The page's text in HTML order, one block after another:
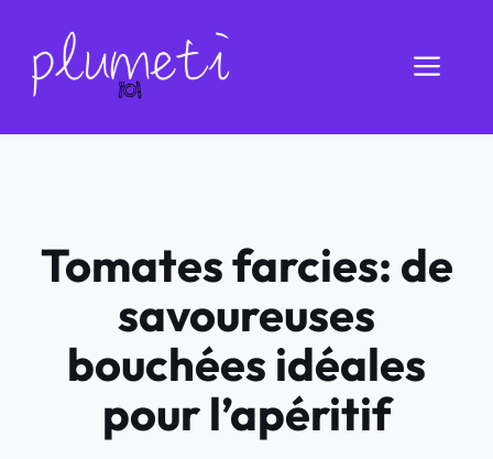
contenu
Tomates farcies: de
savoureuses
bouchées idéales
pour l’apéritif